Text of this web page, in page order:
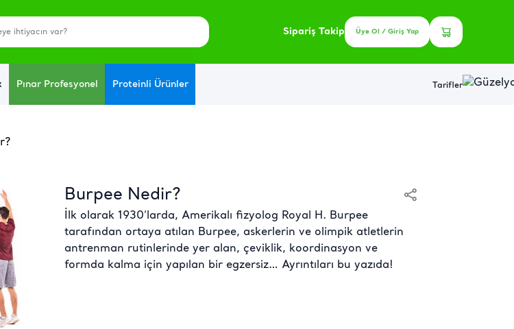
Sipariş Takip Üye Ol / Giriş Yap
Pınar Profesyonel Proteinli Ürünler Tarifler
Burpee Nedir?
İlk olarak 1930’larda, Amerikalı fizyolog Royal H. Burpee
tarafından ortaya atılan Burpee, askerlerin ve olimpik atletlerin
antrenman rutinlerinde yer alan, çeviklik, koordinasyon ve
formda kalma için yapılan bir egzersiz… Ayrıntıları bu yazıda!